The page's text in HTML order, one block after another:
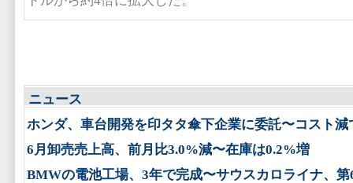
ニュース
ホンダ、車台開発を印タタ傘下企業に委託〜コスト減
6月卸売売上高、前月比3.0%減〜在庫は0.2%増
BMWの電池工場、3年で完成〜サウスカロライナ、第